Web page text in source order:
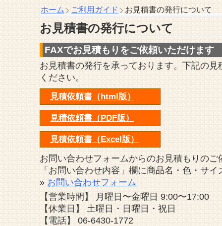
ホーム ご利用ガイド お見積書の発行について
お見積書の発行について
FAXでお見積もりをご依頼いただけます
お見積書の発行を承っております。下記の
ください。
見積依頼書（html版）
見積依頼書（PDF版）
見積依頼書（Excel版）
お問い合わせフォームからのお見積もりの
「お問い合わせ内容」欄に商品名・色・サ
» お問い合わせフォーム
【営業時間】 月曜日〜金曜日 9:00〜17:00
【休業日】 土曜日・日曜日・祝日
【電話】 06-6430-1772